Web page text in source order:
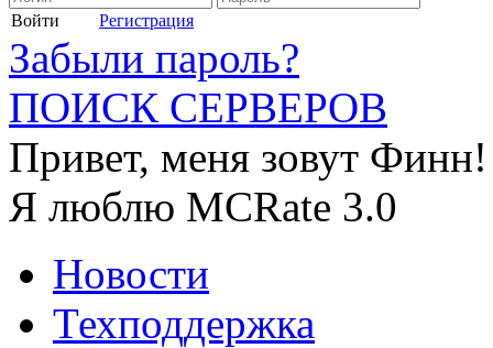
Войти Регистрация
Забыли пароль?
ПОИСК СЕРВЕРОВ
Привет, меня зовут Финн!
Я люблю MCRate 3.0
Новости
Техподдержка